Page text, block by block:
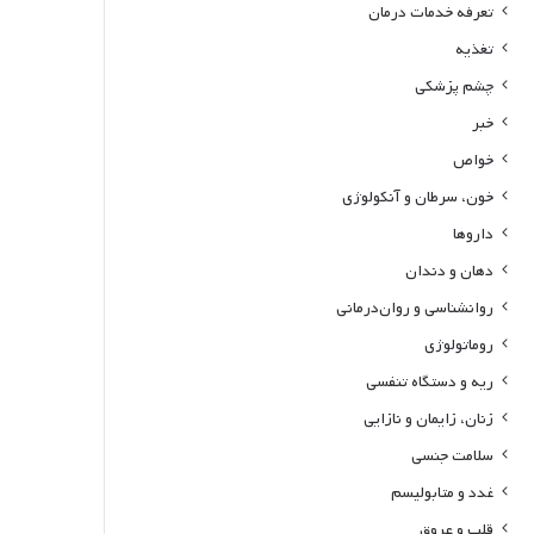
تعرفه خدمات درمان
تغذیه
چشم پزشکی
خبر
خواص
خون، سرطان و آنکولوژی
داروها
دهان و دندان
روانشناسی و روان‌درمانی
روماتولوژی
ریه و دستگاه تنفسی
زنان، زایمان و نازایی
سلامت جنسی
غدد و متابولیسم